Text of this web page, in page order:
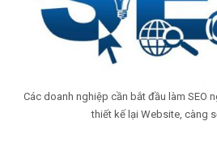
Các doanh nghiệp cần bắt đầu làm SEO
thiết kế lại Website, càng